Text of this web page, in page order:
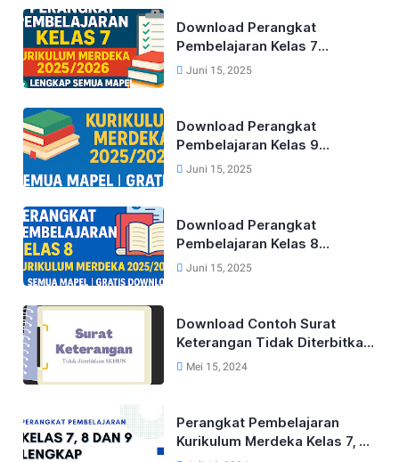
Download Perangkat
Pembelajaran Kelas 7
Kurikulum Merdeka Lengkap
Juni 15, 2025
Download Perangkat
Pembelajaran Kelas 9
Kurikulum Merdeka Lengkap
Juni 15, 2025
Download Perangkat
Pembelajaran Kelas 8
Kurikulum Merdeka Lengkap
Juni 15, 2025
Download Contoh Surat
Keterangan Tidak Diterbitkan
SKHUN Terbaru 2025
Mei 15, 2024
Perangkat Pembelajaran
Kurikulum Merdeka Kelas 7, 8